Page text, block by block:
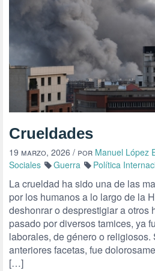
Crueldades
19 marzo, 2026 / por Manuel López
Sociales
Guerra Política
La crueldad ha sido una de las
por los humanos a lo largo de la
deshonrar o desprestigiar a otros
pasado por diversos tamices, ya
laborales, de género o
anteriores facetas, fue
[…]